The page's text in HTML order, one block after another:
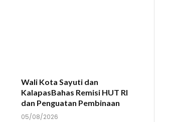
Wali Kota Sayuti dan
KalapasBahas Remisi HUT RI
dan Penguatan Pembinaan
05/08/2026